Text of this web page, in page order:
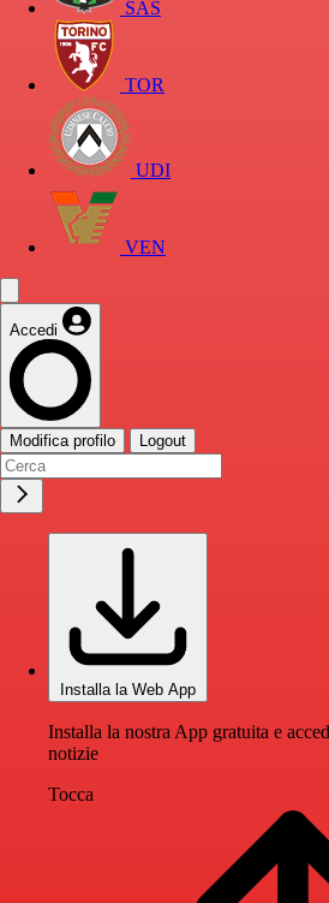
SAS
TOR
UDI
VEN
Accedi
Modifica profilo Logout
Installa la Web App
Installa la nostra App gratuita e
notizie
Tocca